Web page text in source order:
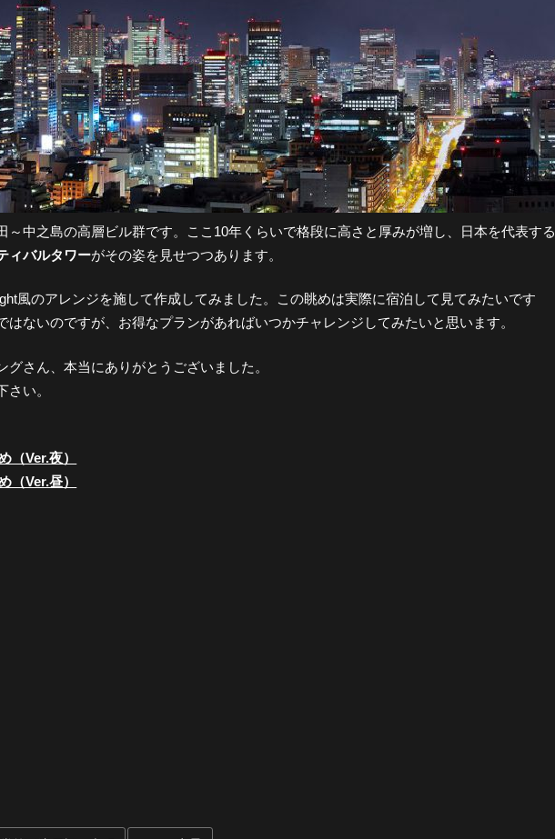
と
都
市
風
景
探
訪-
～中之島の高層ビル群です。ここ10年くらいで格段に高さと厚みが増し、日本を代表する
ィバルタワーがその姿を見せつつあります。
風のアレンジを施して作成してみました。この眺めは実際に宿泊して見てみたいです
ないのですが、お得なプランがあればいつかチャレンジしてみたいと思います。
さん、本当にありがとうございました。
い。
（Ver.夜）
（Ver.昼）